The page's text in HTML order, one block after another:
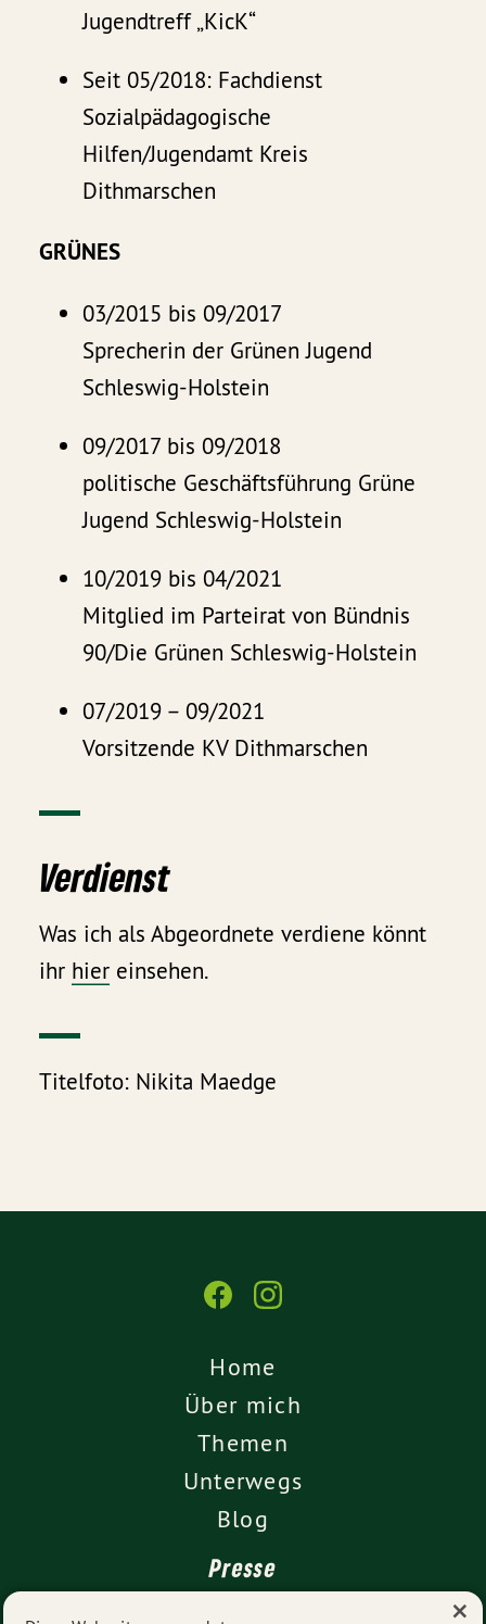
Jugendtreff „KicK“
Seit 05/2018: Fachdienst
Sozialpädagogische
Hilfen/Jugendamt Kreis
Dithmarschen
GRÜNES
03/2015 bis 09/2017
Sprecherin der Grünen Jugend
Schleswig-Holstein
09/2017 bis 09/2018
politische Geschäftsführung Grüne
Jugend Schleswig-Holstein
10/2019 bis 04/2021
Mitglied im Parteirat von Bündnis
90/Die Grünen Schleswig-Holstein
07/2019 – 09/2021
Vorsitzende KV Dithmarschen
Verdienst
Was ich als Abgeordnete verdiene könnt
ihr hier einsehen.
Titelfoto: Nikita Maedge
Home
Über mich
Themen
Unterwegs
Blog
Presse
×